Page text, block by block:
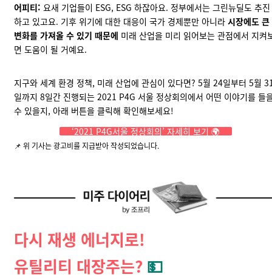
어피티: 요새 기업들이 ESG, ESG 하잖아요. 정부에서는 그린뉴딜도 추진
하고 있고요. 기후 위기에 대한 대응이 국가 경제뿐만 아니라 시장에도 큰
변화를 가져올 수 있기 때문에 미래 산업을 미리 읽어보는 관점에서 지켜
면 도움이 될 거예요.
지구와 세계 환경 정책, 미래 산업에 관심이 있다면? 5월 24일부터 5월
일까지 8일간 진행되는 2021 P4G 서울 정상회의에서 어떤 이야기를 들
수 있을지, 아래 버튼을 클릭해 확인해보세요!
‘2021 P4G서울 정상회의’ 자세히 보기 🌍
📌 위 기사는 광고비를 지급받아 작성되었습니다.
다시 재생 에너지로!
유틸리티 대장주는? 💵